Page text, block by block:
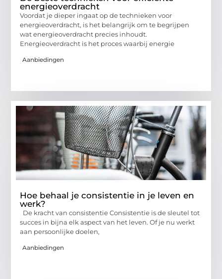
energieoverdracht
Voordat je dieper ingaat op de technieken voor
energieoverdracht, is het belangrijk om te begrijpen
wat energieoverdracht precies inhoudt.
Energieoverdracht is het proces waarbij energie
Aanbiedingen
Hoe behaal je consistentie in je leven en
werk?
De kracht van consistentie Consistentie is de sleutel tot
succes in bijna elk aspect van het leven. Of je nu werkt
aan persoonlijke doelen,
Aanbiedingen